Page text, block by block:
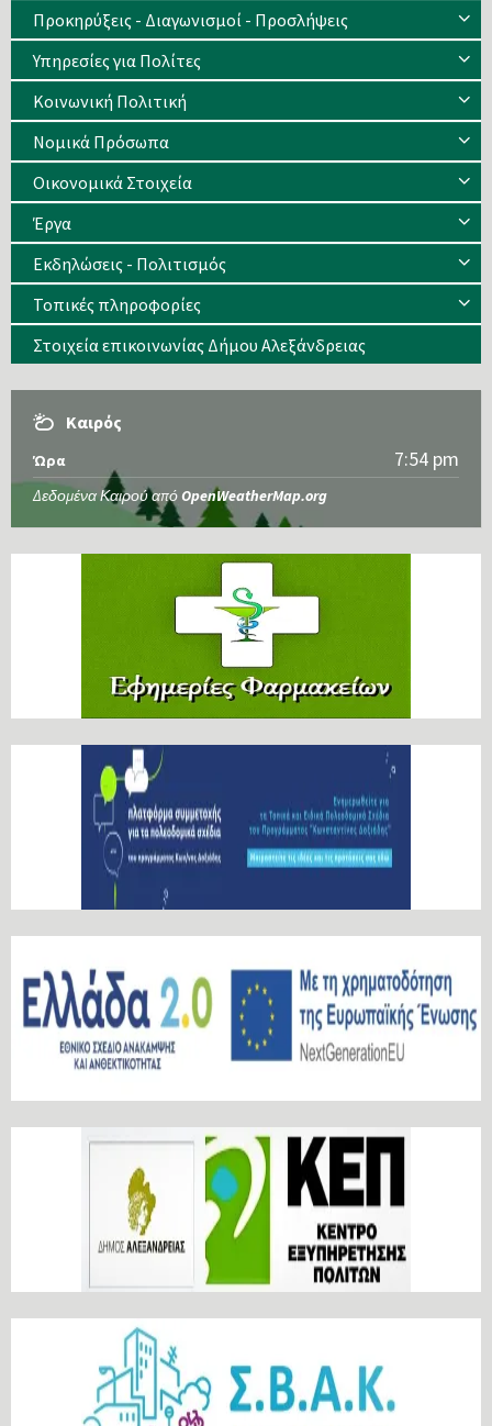
Προκηρύξεις - Διαγωνισμοί - Προσλήψεις
Υπηρεσίες για Πολίτες
Κοινωνική Πολιτική
Νομικά Πρόσωπα
Οικονομικά Στοιχεία
Έργα
Εκδηλώσεις - Πολιτισμός
Τοπικές πληροφορίες
Στοιχεία επικοινωνίας Δήμου Αλεξάνδρειας
Καιρός
Ώρα 7:54 pm
Δεδομένα Καιρού από OpenWeatherMap.org